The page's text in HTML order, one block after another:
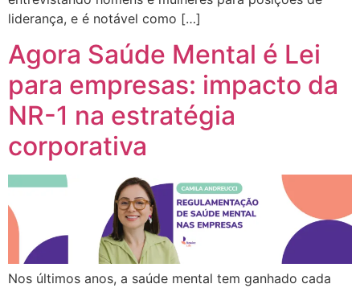
liderança, e é notável como […]
Agora Saúde Mental é Lei
para empresas: impacto da
NR-1 na estratégia
corporativa
Nos últimos anos, a saúde mental tem ganhado cada